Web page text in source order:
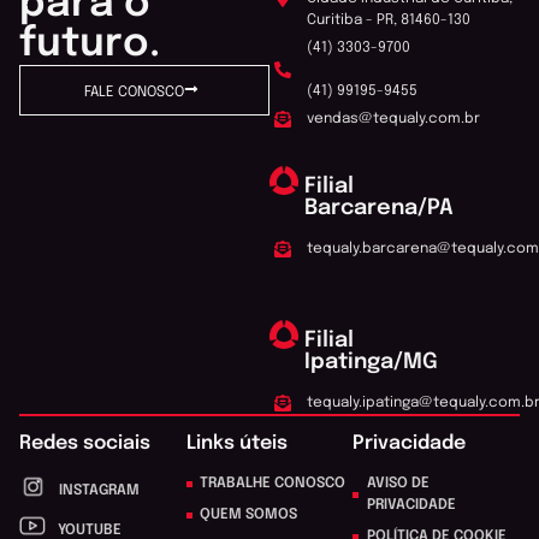
futuro.
FALE CONOSCO
Curitiba - PR, 81460-130
(41) 3303-9700
(41) 99195-9455
vendas@tequaly.com.br
Filial
Barcarena/PA
Filial
Ipatinga/MG
tequaly.ipatinga@tequaly.com.br
Redes sociais
INSTAGRAM
YOUTUBE
Links úteis
TRABALHE CONOSCO
QUEM SOMOS
Privacidade
AVISO DE
PRIVACIDADE